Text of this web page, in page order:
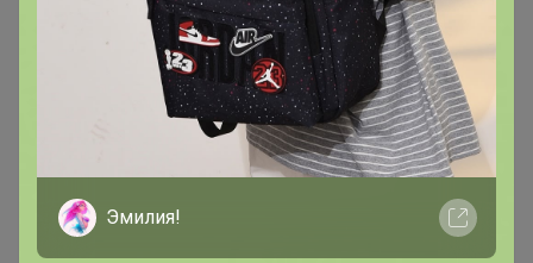
Эмилия!